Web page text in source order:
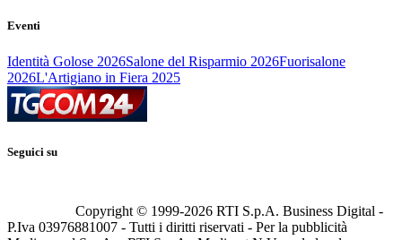
Eventi
Identità Golose 2026Salone del Risparmio 2026Fuorisalone
2026L'Artigiano in Fiera 2025
Seguici su
Copyright © 1999-2026 RTI S.p.A. Business Digital -
P.Iva 03976881007 - Tutti i diritti riservati - Per la pubblicità